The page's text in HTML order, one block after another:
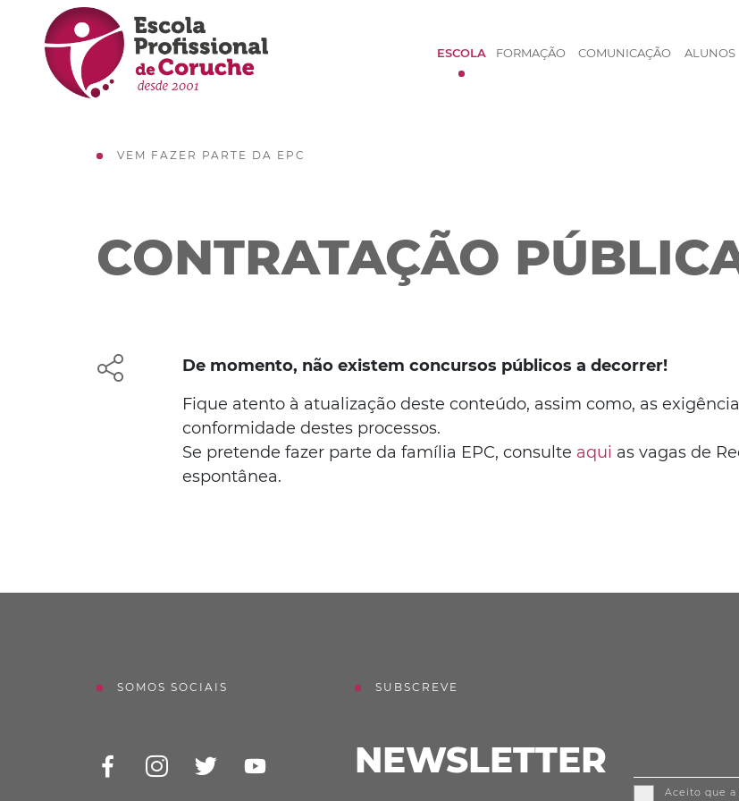
ESCOLA FORMAÇÃO COMUNICAÇÃO ALUNOS
VEM FAZER PARTE DA EPC
CONTRATAÇÃO
De momento, não existem concursos públicos a decorrer!
Fique atento à atualização deste conteúdo, assim como, as
conformidade destes processos.
Se pretende fazer parte da família EPC, consulte aqui as vagas de
espontânea.
SOMOS SOCIAIS SUBSCREVE
NEWSLETTER
Aceito que a